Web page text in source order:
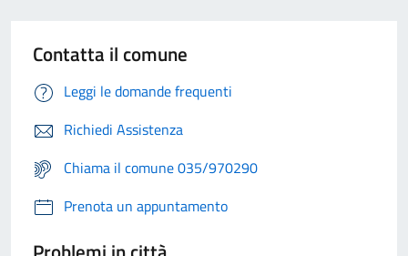
Contatta il comune
Leggi le domande frequenti
Richiedi Assistenza
Chiama il comune 035/970290
Prenota un appuntamento